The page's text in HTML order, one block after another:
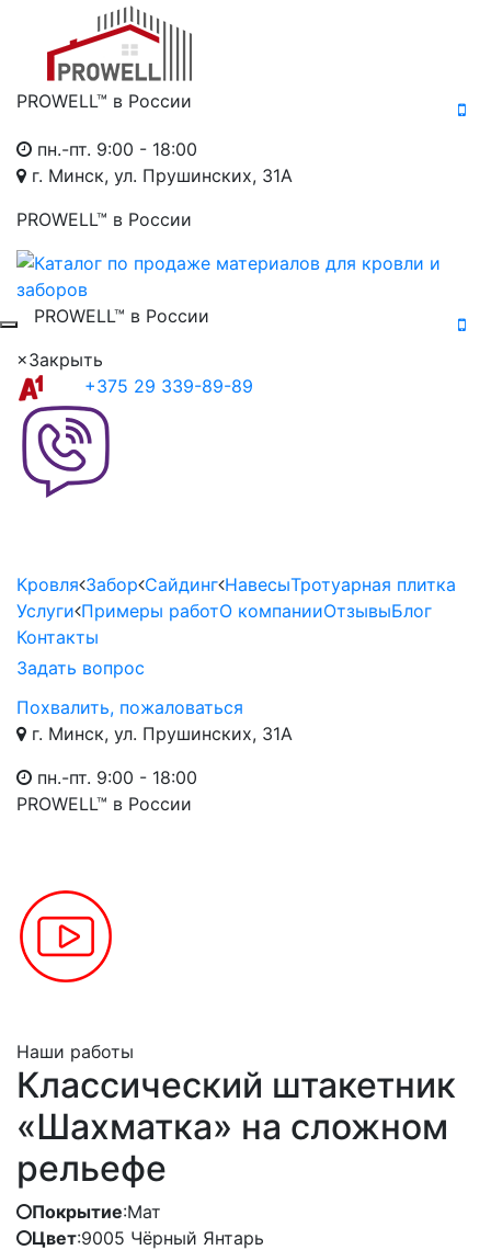
PROWELL™ в России
пн.-пт. 9:00 - 18:00
г. Минск, ул. Прушинских, 31А
PROWELL™ в России
PROWELL™ в России
×Закрыть
+375 29 339-89-89
Кровля Забор Сайдинг НавесыТротуарная плитка
Услуги Примеры работО компанииОтзывыБлог
Контакты
Задать вопрос
Похвалить, пожаловаться
г. Минск, ул. Прушинских, 31А
пн.-пт. 9:00 - 18:00
PROWELL™ в России
Наши работы
Классический штакетник
«Шахматка» на сложном
рельефе
Покрытие:Мат
Цвет:9005 Чёрный Янтарь